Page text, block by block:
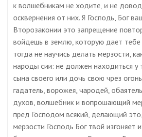
к волшебникам не ходите, и не
осквернения от них. Я Господь, Бог
Второзаконии это запрещение
войдешь в землю, которую дает тебе
тогда не научись делать мерзости,
народы сии: не должен находиться у
сына своего или дочь свою чрез
гадатель, ворожея, чародей,
духов, волшебник и вопрошающий
пред Господом всякий, делающий
мерзости Господь Бог твой изгоняет